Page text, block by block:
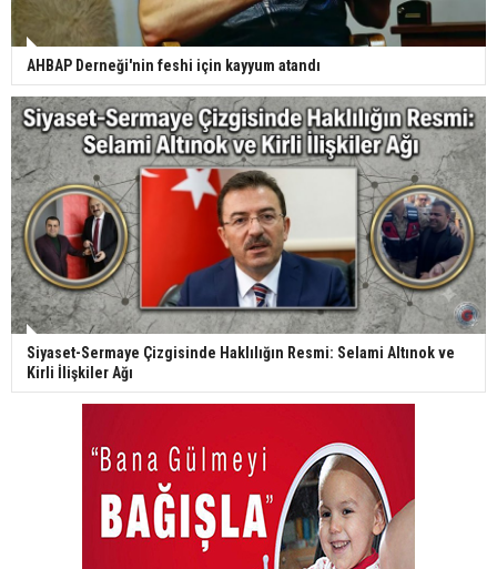
AHBAP Derneği'nin feshi için kayyum atandı
Siyaset-Sermaye Çizgisinde Haklılığın Resmi: Selami Altınok ve
Kirli İlişkiler Ağı